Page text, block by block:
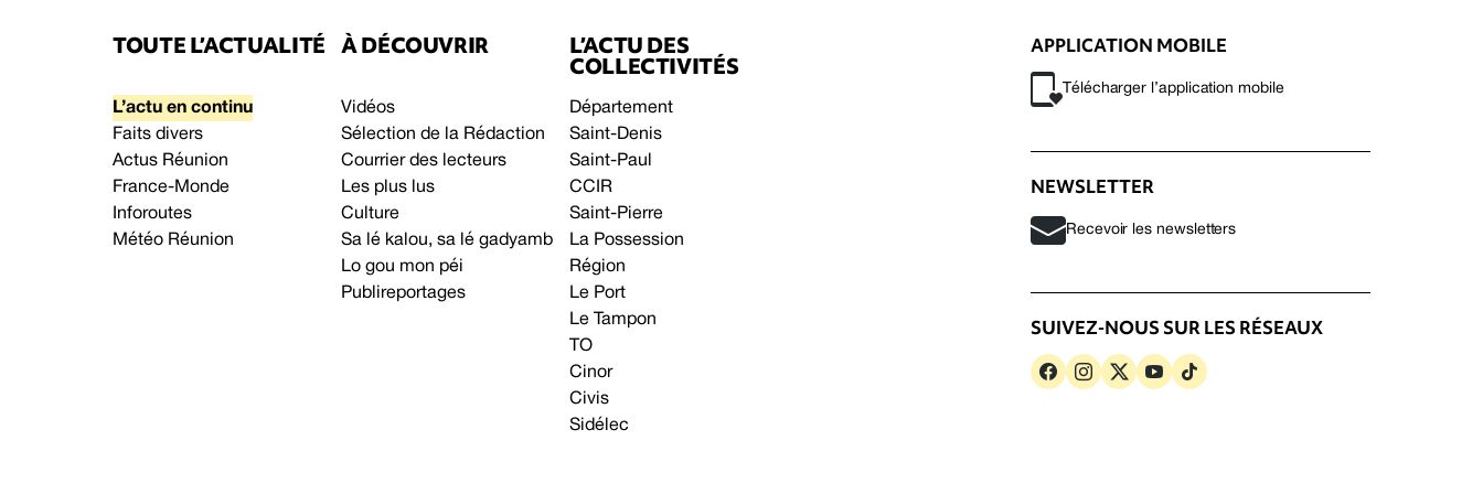
TOUTE L’ACTUALITÉ
L’actu en continu
Faits divers
Actus Réunion
France-Monde
Inforoutes
Météo Réunion
À DÉCOUVRIR
Vidéos
Sélection de la Rédaction
Courrier des lecteurs
Les plus lus
Culture
Sa lé kalou, sa lé gadyamb
Lo gou mon péi
Publireportages
L’ACTU DES
COLLECTIVITÉS
Département
Saint-Denis
Saint-Paul
CCIR
Saint-Pierre
La Possession
Région
Le Port
Le Tampon
TO
Cinor
Civis
Sidélec
APPLICATION MOBILE
Télécharger l’application mobile
NEWSLETTER
Recevoir les newsletters
SUIVEZ-NOUS SUR LES RÉSEAUX